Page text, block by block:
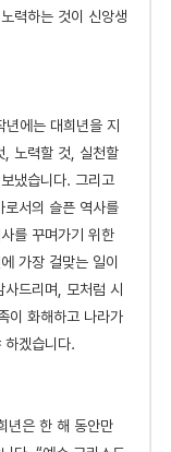
력하는 것이 신앙생
에는 대희년을 지
, 노력할 것, 실천할
냈습니다. 그리고
서의 슬픈 역사를
를 꾸며가기 위한
가장 걸맞는 일이
드리며, 모처럼 시
이 화해하고 나라가
하겠습니다.
년은 한 해 동안만